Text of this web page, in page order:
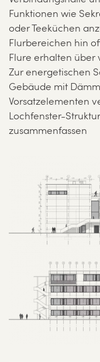
Funktionen wie
oder Teeküchen
Flurbereichen hin
Flure erhalten über
Zur energetischen
Gebäude mit
Vorsatzelementen
Lochfenster-
zusammenfassen